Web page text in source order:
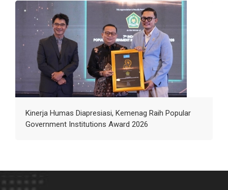
Kinerja Humas Diapresiasi, Kemenag Raih Popular
Government Institutions Award 2026